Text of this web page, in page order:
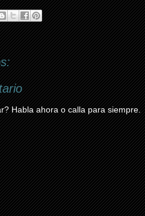
Habla ahora o calla para siempre.